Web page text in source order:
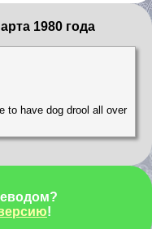
1980 года
to have dog drool all over
!